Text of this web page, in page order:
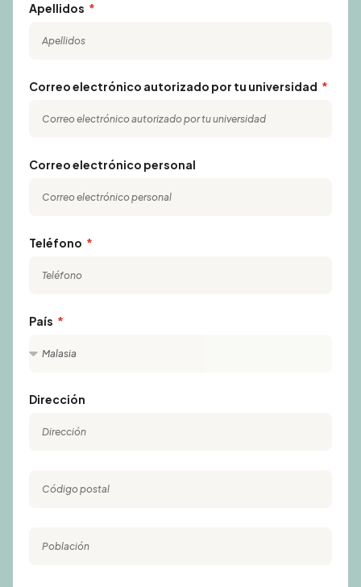
Apellidos
Correo electrónico autorizado por tu universidad
Correo electrónico personal
Teléfono
País
Dirección